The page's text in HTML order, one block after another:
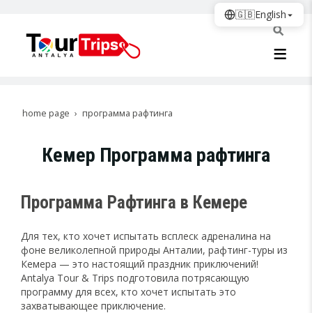
home page программа рафтинга
Кемер Программа рафтинга
Программа Рафтинга в Кемере
Для тех, кто хочет испытать всплеск адреналина на
фоне великолепной природы Анталии, рафтинг-туры из
Кемера — это настоящий праздник приключений!
Antalya Tour & Trips подготовила потрясающую
программу для всех, кто хочет испытать это
захватывающее приключение.
🇬🇧English